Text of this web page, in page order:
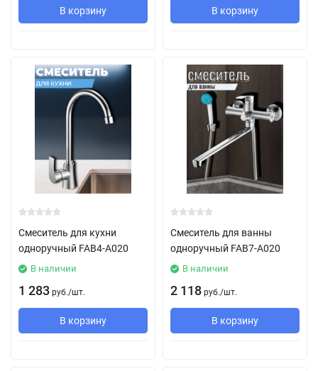
В корзину В корзину
Смеситель для кухни
одноручный FAB4-А020
В наличии
1 283 руб./шт.
В корзину
Смеситель для ванны
одноручный FAB7-A020
В наличии
2 118 руб./шт.
В корзину